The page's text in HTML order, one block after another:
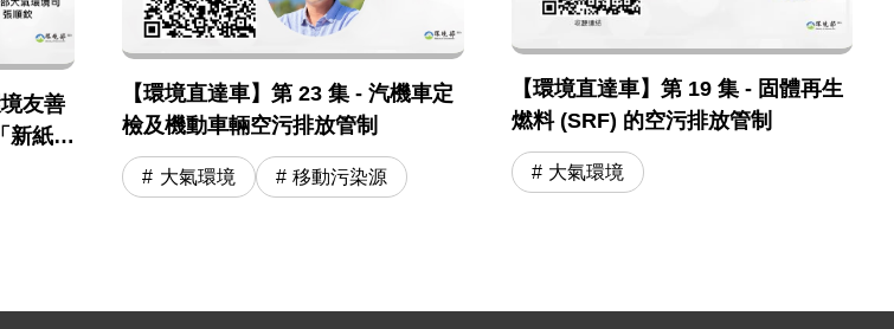
友善
新紙錢
【環境直達車】第 23 集 - 汽機車定
檢及機動車輛空污排放管制
大氣環境 移動污染源
【環境直達車】第 19 集 - 固體再生
燃料 (SRF) 的空污排放管制
大氣環境